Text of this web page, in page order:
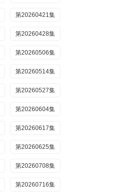
第20260421集
第20260428集
第20260506集
第20260514集
第20260527集
第20260604集
第20260617集
第20260625集
第20260708集
第20260716集